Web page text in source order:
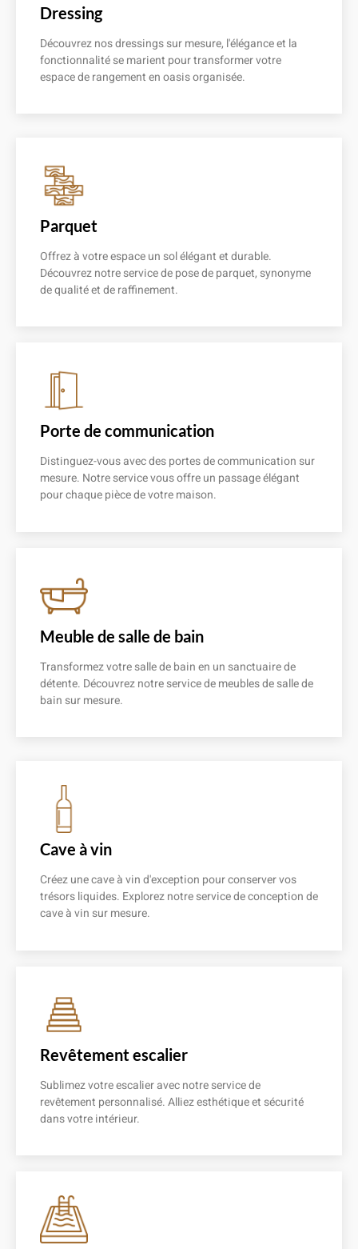
Dressing
Découvrez nos dressings sur mesure, l'élégance et la
fonctionnalité se marient pour transformer votre
espace de rangement en oasis organisée.
Parquet
Offrez à votre espace un sol élégant et durable.
Découvrez notre service de pose de parquet, synonyme
de qualité et de raffinement.
Porte de communication
Distinguez-vous avec des portes de communication sur
mesure. Notre service vous offre un passage élégant
pour chaque pièce de votre maison.
Meuble de salle de bain
Transformez votre salle de bain en un sanctuaire de
détente. Découvrez notre service de meubles de salle de
bain sur mesure.
Cave à vin
Créez une cave à vin d'exception pour conserver vos
trésors liquides. Explorez notre service de conception de
cave à vin sur mesure.
Revêtement escalier
Sublimez votre escalier avec notre service de
revêtement personnalisé. Alliez esthétique et sécurité
dans votre intérieur.